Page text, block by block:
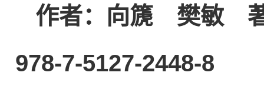
作者：向篪 樊
978-7-5127-